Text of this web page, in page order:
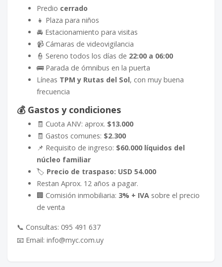
Predio cerrado
👧 Plaza para niños
🚘 Estacionamiento para visitas
📹 Cámaras de videovigilancia
👮 Sereno todos los días de 22:00 a 06:00
🚌 Parada de ómnibus en la puerta
Líneas TPM y Rutas del Sol, con muy buena
frecuencia
💰 Gastos y condiciones
🧾 Cuota ANV: aprox. $13.000
🧾 Gastos comunes: $2.300
📌 Requisito de ingreso: $60.000 líquidos del
núcleo familiar
🏷️ Precio de traspaso: USD 54.000
Restan Aprox. 12 años a pagar.
🏢 Comisión inmobiliaria: 3% + IVAsobre el precio
de venta
📞 Consultas: 095 491 637
📧 Email: info@myc.com.uy